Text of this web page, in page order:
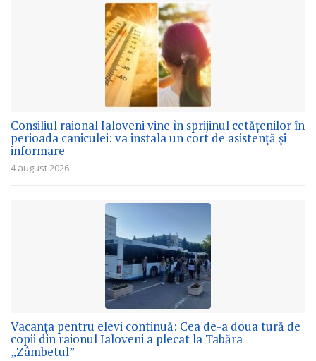
Consiliul raional Ialoveni vine în sprijinul cetățenilor în
perioada caniculei: va instala un cort de asistență și
informare
4 august 2026
Vacanța pentru elevi continuă: Cea de-a doua tură de
copii din raionul Ialoveni a plecat la Tabăra
„Zâmbetul”